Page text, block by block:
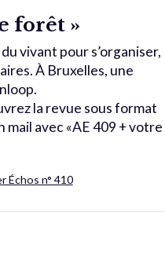
forêt »
vivant pour s’organiser,
À Bruxelles, une
la revue sous format
mail avec «AE 409 + votre
Échos n° 410